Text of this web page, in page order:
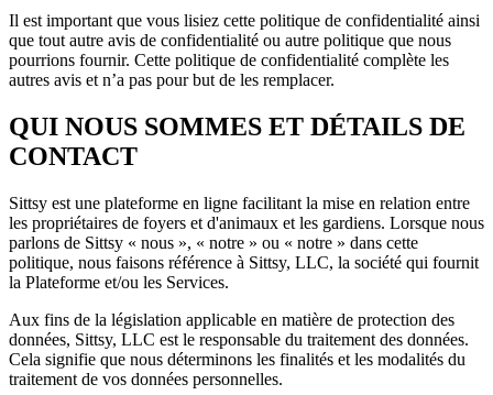
Il est important que vous lisiez cette politique de confidentialité ainsi
que tout autre avis de confidentialité ou autre politique que nous
pourrions fournir. Cette politique de confidentialité complète les
autres avis et n’a pas pour but de les remplacer.
QUI NOUS SOMMES ET DÉTAILS DE
CONTACT
Sittsy est une plateforme en ligne facilitant la mise en relation entre
les propriétaires de foyers et d'animaux et les gardiens. Lorsque nous
parlons de Sittsy « nous », « notre » ou « notre » dans cette
politique, nous faisons référence à Sittsy, LLC, la société qui fournit
la Plateforme et/ou les Services.
Aux fins de la législation applicable en matière de protection des
données, Sittsy, LLC est le responsable du traitement des données.
Cela signifie que nous déterminons les finalités et les modalités du
traitement de vos données personnelles.